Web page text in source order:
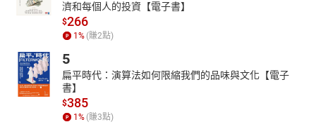
朗讀版本：2020年6月二版一刷
版權申告：本書非經書面同意，不得以任何形式任意重製、轉載。
有著作權．侵害必究。
【作者介紹】
余宛如生態綠公平貿易咖啡創辦人、曾任第九屆不分區立法委員、
台灣公平貿易推廣協會理事長、綠雜誌專欄作家、英國倫敦大學亞
非學院飲食人類學碩士，熱愛人群、喜歡旅行、經常體驗不同的文
濟和每個人的投資【電子書】
$266
1 % (賺2點)
5
扁平時代：演算法如何限縮我們的品味與文化【電子
書】
$385
1 % (賺3點)